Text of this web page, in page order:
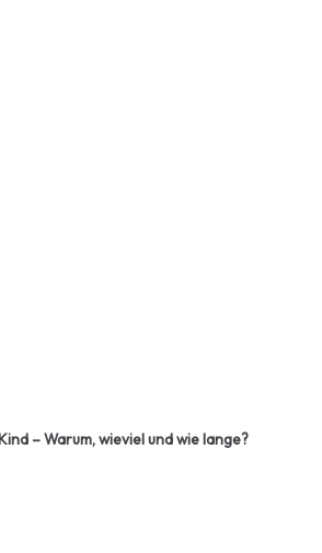
– Warum, wieviel und wie lange?